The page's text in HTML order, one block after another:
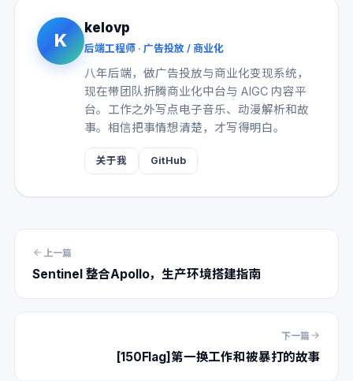
K
kelovp
后端工程师 · 广告投放 / 商业化
八年后端，做广告投放与商业化变现系统，
现在带团队折腾商业化中台与 AIGC 内容平
台。工作之外写点电子音乐、动漫解析和故
事。相信把事情想清楚，才写得明白。
关于我 GitHub
上一篇
Sentinel 整合Apollo，生产环境搭建指南
下一篇
[150Flag]第一换工作和被暴打的故事